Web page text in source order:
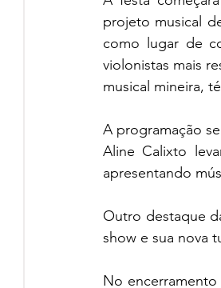
projeto musical
como lugar de
violonistas mais
musical mineira,
A programação
Aline Calixto
apresentando
Outro destaque
show e sua nova
No